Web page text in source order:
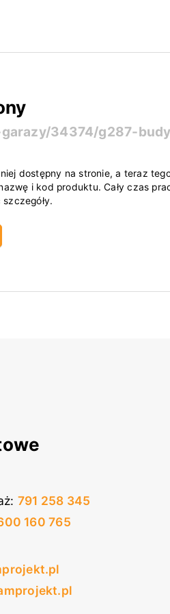
34374/g287-
dostępny na stronie, a teraz
i kod produktu. Cały czas
: 791 258 345
160 765